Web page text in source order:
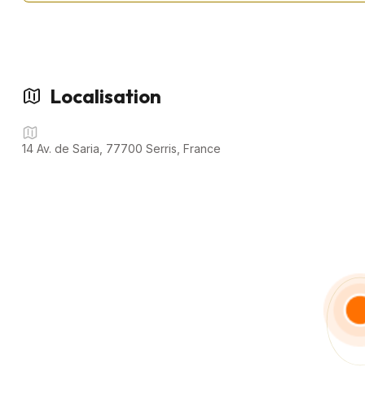
• Mardi au Vendredi : 10h – 19h
• Samedi : 9h – 17h
📌 Adresse : 14 Avenue de Saria, 77700 Serris
🔑 Faites confiance à notre expertise pour un achat en toute
📲 Contactez nous dès maintenant pour découvrir votre futur
Localisation
14 Av. de Saria, 77700 Serris, France